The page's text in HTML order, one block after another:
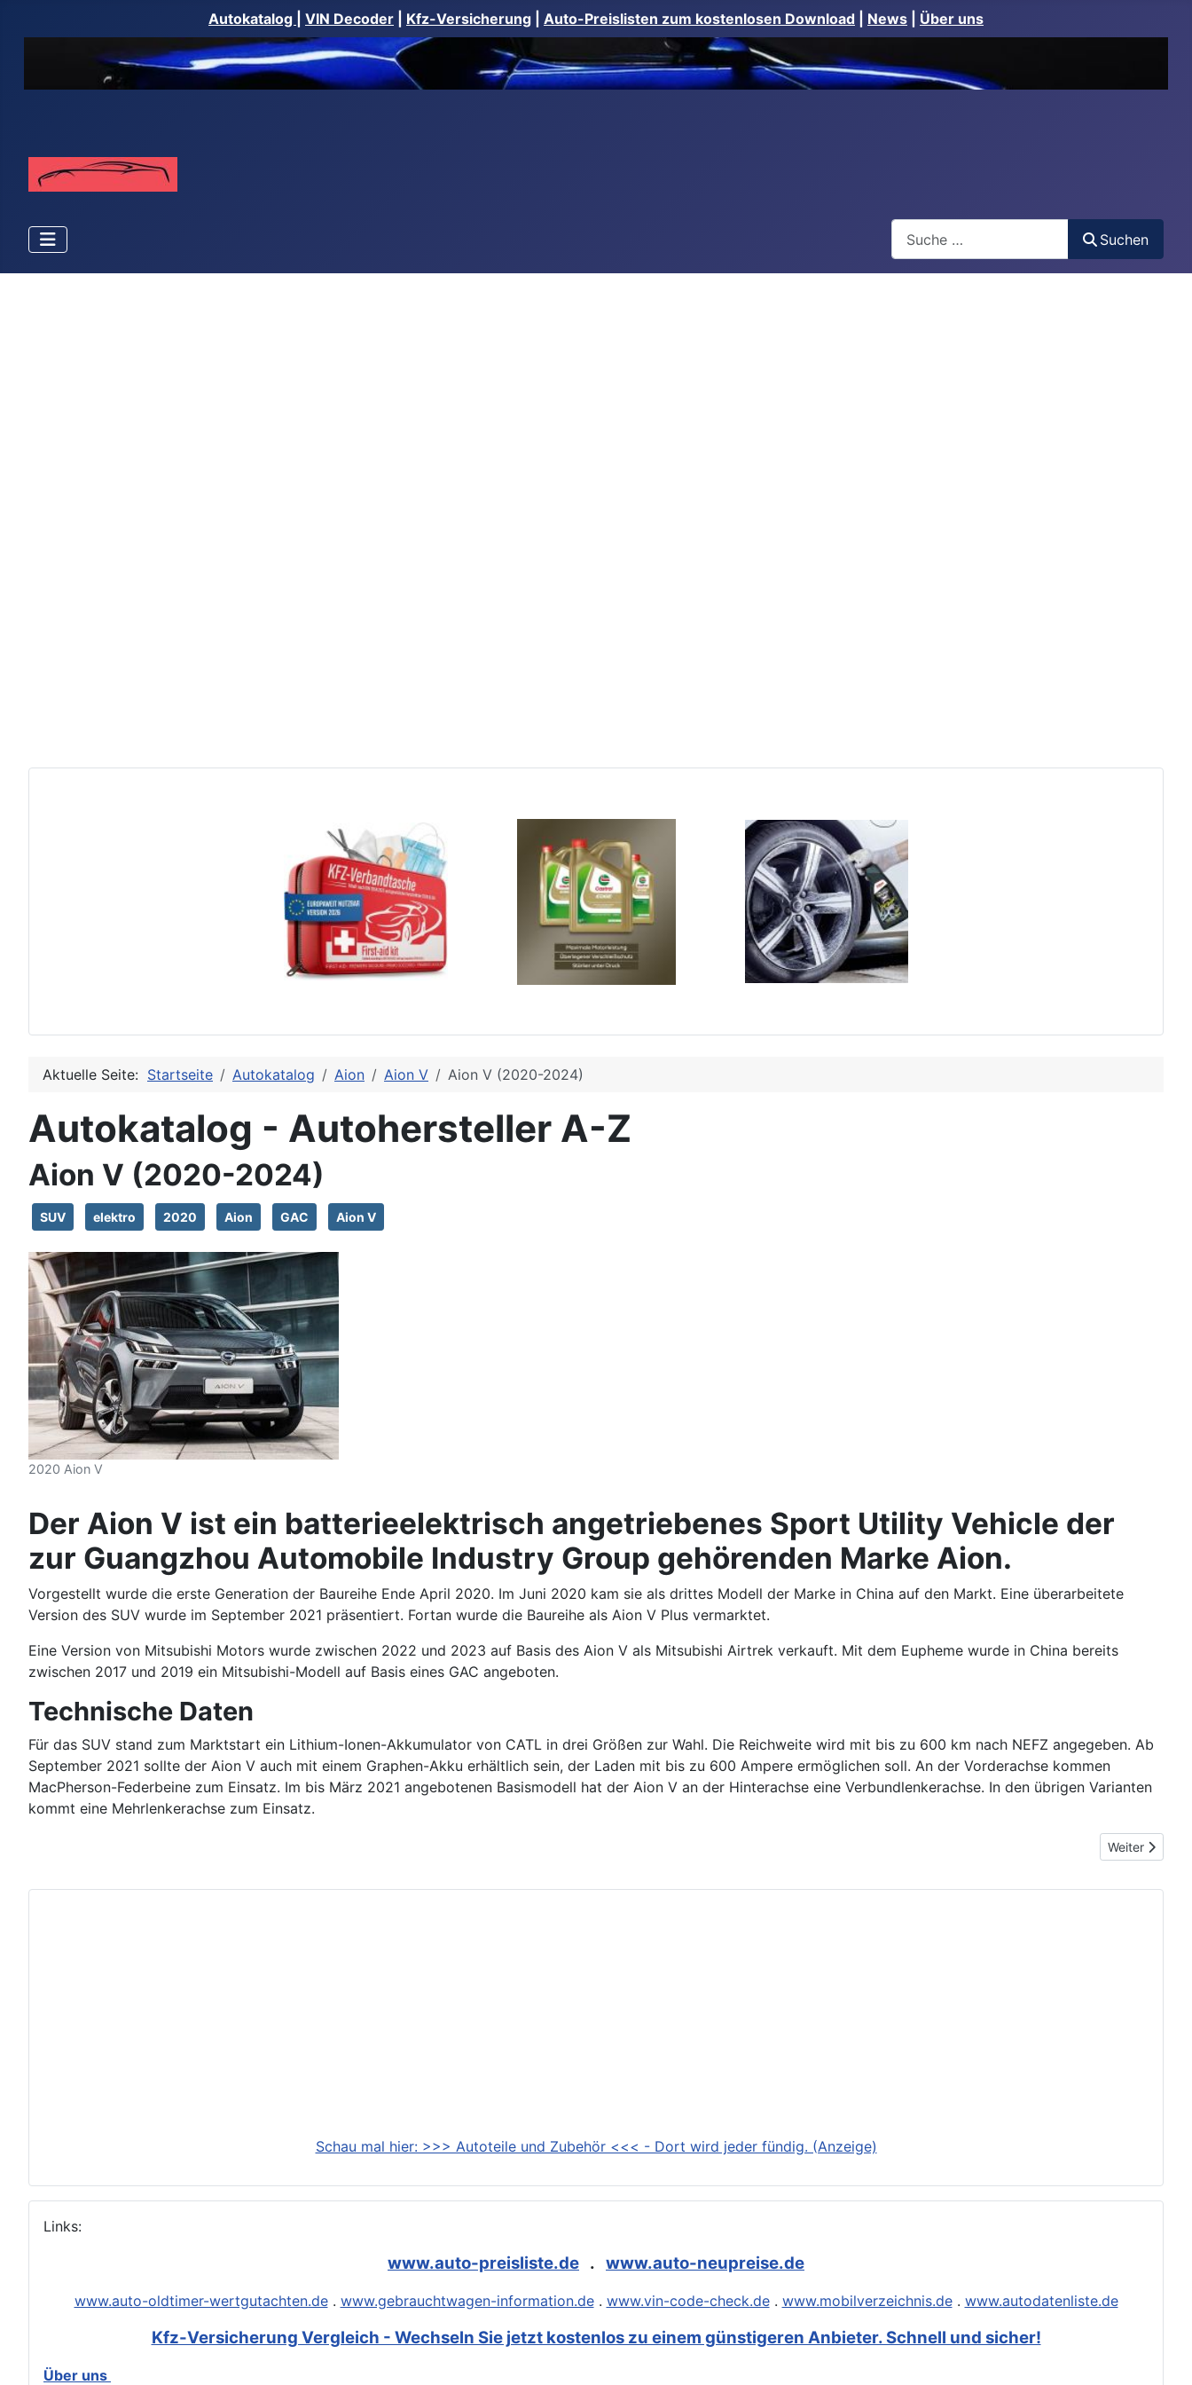
Autokatalog VIN Decoder Kfz-Versicherung Auto-Preislisten zum kostenlosen Download News Über uns
Suchen
Suchen
Aktuelle Seite: Startseite Autokatalog Aion Aion V Aion V (2020-2024)
Autokatalog - Autohersteller A-Z
Aion V (2020-2024)
SUV elektro 2020 Aion GAC Aion V
2020 Aion V
Der Aion V ist ein batterieelektrisch angetriebenes Sport Utility Vehicle der
zur Guangzhou Automobile Industry Group gehörenden Marke Aion.
Vorgestellt wurde die erste Generation der Baureihe Ende April 2020. Im Juni 2020 kam sie als drittes Modell der Marke in China auf den Markt. Eine überarbeitete
Version des SUV wurde im September 2021 präsentiert. Fortan wurde die Baureihe als Aion V Plus vermarktet.
Eine Version von Mitsubishi Motors wurde zwischen 2022 und 2023 auf Basis des Aion V als Mitsubishi Airtrek verkauft. Mit dem Eupheme wurde in China bereits
zwischen 2017 und 2019 ein Mitsubishi-Modell auf Basis eines GAC angeboten.
Technische Daten
Für das SUV stand zum Marktstart ein Lithium-Ionen-Akkumulator von CATL in drei Größen zur Wahl. Die Reichweite wird mit bis zu 600 km nach NEFZ angegeben. Ab
September 2021 sollte der Aion V auch mit einem Graphen-Akku erhältlich sein, der Laden mit bis zu 600 Ampere ermöglichen soll. An der Vorderachse kommen
MacPherson-Federbeine zum Einsatz. Im bis März 2021 angebotenen Basismodell hat der Aion V an der Hinterachse eine Verbundlenkerachse. In den übrigen Varianten
kommt eine Mehrlenkerachse zum Einsatz.
Nächster
Weiter
Schau mal hier: >>> Autoteile und Zubehör <<< - Dort wird jeder fündig. (Anzeige)
Links:
www.auto-preisliste.de . www.auto-neupreise.de
www.auto-oldtimer-wertgutachten.de. www.gebrauchtwagen-information.de. www.vin-code-check.de. www.mobilverzeichnis.de. www.autodatenliste.de
Kfz-Versicherung Vergleich - Wechseln Sie jetzt kostenlos zu einem günstigeren Anbieter. Schnell und sicher!
Über uns